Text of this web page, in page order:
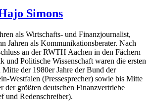
Simons
als Wirtschafts- und Finanzjournalist,
Jahren als Kommunikationsberater. Nach
an der RWTH Aachen in den Fächern
und Politische Wissenschaft waren die ersten
der 1980er Jahre der Bund der
Westfalen (Pressesprecher) sowie bis Mitte
der größten deutschen Finanzvertriebe
und Redenschreiber).